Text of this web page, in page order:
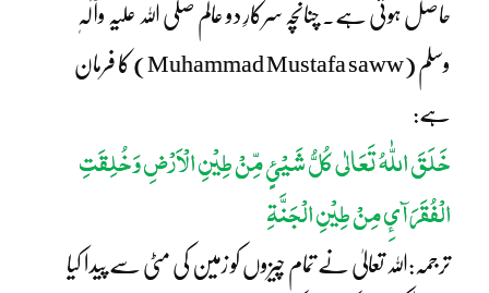
حاصل ہوتی ہے۔ چنانچہ سرکارِ دو عالم صلی اللہ علیہ وآلہٖ
وسلم (Muhammad Mustafa saww) کا فرمان
ہے:
خَلَقَ اللّٰہُ تَعَالٰی کُلُّ شَیْئٍ مِّنْ طِیْنِ الْاَرْضِ وَخُلِقَتِ
الْفُقَرَآئِ مِنْ طِیْنِ الْجَنَّۃِ
ترجمہ:اللہ تعالیٰ نے تمام چیزوں کو زمین کی مٹی سے پیدا کیا